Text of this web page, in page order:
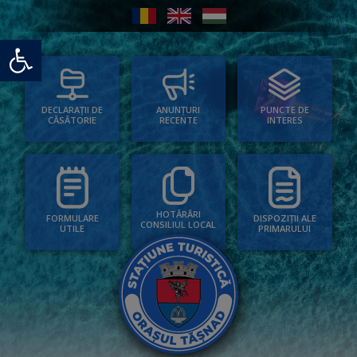
Deschide bara de unelte
DECLARAȚII DE
CĂSĂTORIE
ANUNȚURI
RECENTE
PUNCTE DE
INTERES
FORMULARE
UTILE
HOTĂRÂRI
CONSILIUL LOCAL
DISPOZIȚII ALE
PRIMARULUI